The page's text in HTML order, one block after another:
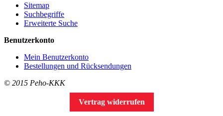
Sitemap
Suchbegriffe
Erweiterte Suche
Benutzerkonto
Mein Benutzerkonto
Bestellungen und Rücksendungen
© 2015 Peho-KKK
Vertrag widerrufen